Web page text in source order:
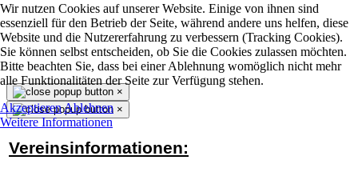
Wir nutzen Cookies auf unserer Website. Einige von ihnen sind
essenziell für den Betrieb der Seite, während andere uns helfen, diese
Website und die Nutzererfahrung zu verbessern (Tracking Cookies).
Sie können selbst entscheiden, ob Sie die Cookies zulassen möchten.
Bitte beachten Sie, dass bei einer Ablehnung womöglich nicht mehr
alle Funktionalitäten der Seite zur Verfügung stehen.
AkzeptierenAblehnen
Weitere Informationen
×
×
Vereinsinformationen: